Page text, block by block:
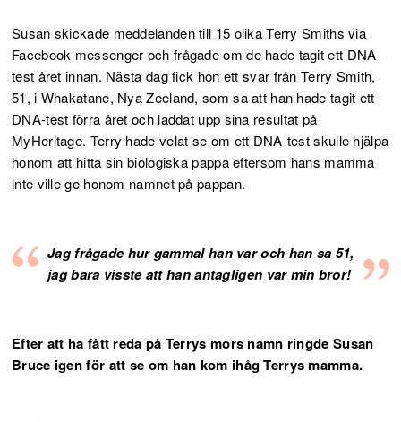
Susan skickade meddelanden till 15 olika Terry Smiths via
Facebook messenger och frågade om de hade tagit ett DNA-
test året innan. Nästa dag fick hon ett svar från Terry Smith,
51, i Whakatane, Nya Zeeland, som sa att han hade tagit ett
DNA-test förra året och laddat upp sina resultat på
MyHeritage. Terry hade velat se om ett DNA-test skulle hjälpa
honom att hitta sin biologiska pappa eftersom hans mamma
inte ville ge honom namnet på pappan.
Jag frågade hur gammal han var och han sa 51,
jag bara visste att han antagligen var min bror!
Efter att ha fått reda på Terrys mors namn ringde Susan
Bruce igen för att se om han kom ihåg Terrys mamma.